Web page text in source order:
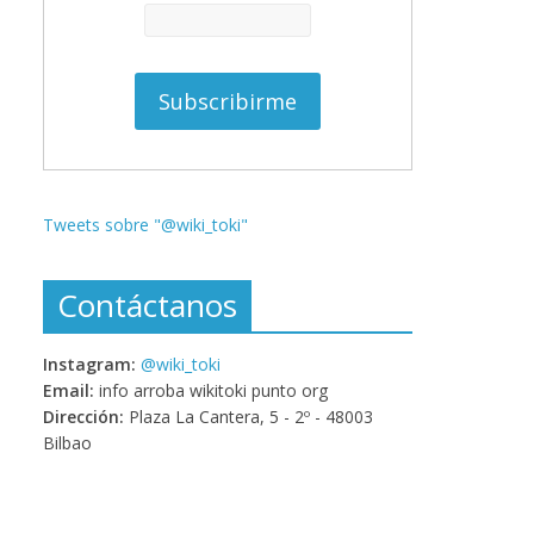
Tweets sobre "@wiki_toki"
Contáctanos
Instagram: @wiki_toki
Email: info arroba wikitoki punto org
Dirección: Plaza La Cantera, 5 - 2º - 48003
Bilbao